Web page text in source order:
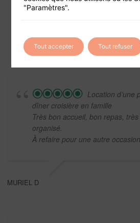
Location d’une
dîner croisière en famille
Très bon accueil, bon repas,
organisé.
À refaire pour une autre occasion
MURIEL D
"Paramètres".
Tout accepter Tout refuser